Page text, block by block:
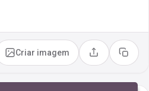
Criar imagem Compartilhar
Copiar